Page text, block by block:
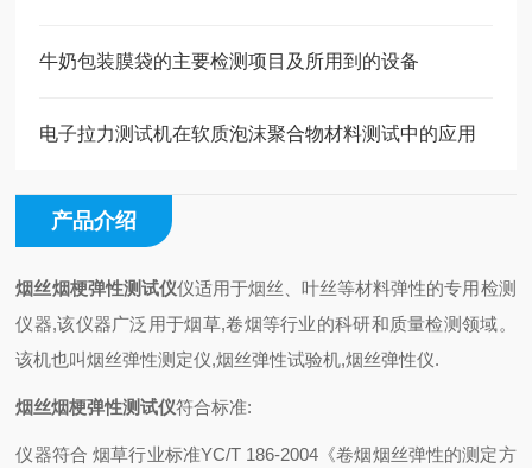
牛奶包装膜袋的主要检测项目及所用到的设备
电子拉力测试机在软质泡沫聚合物材料测试中的应用
产品介绍
烟丝烟梗弹性测试仪仪适用于烟丝、叶丝等材料弹性的专用检测
仪器,该仪器广泛用于烟草,卷烟等行业的科研和质量检测领域。
该机也叫烟丝弹性测定仪,烟丝弹性试验机,烟丝弹性仪.
烟丝烟梗弹性测试仪符合标准:
仪器符合 烟草行业标准YC/T 186-2004 《卷烟烟丝弹性的测定方